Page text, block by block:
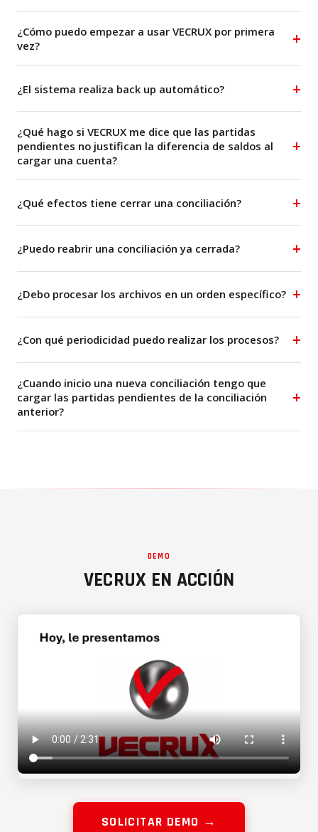
¿Cómo puedo empezar a usar VECRUX por primera
vez?
¿El sistema realiza back up automático?
¿Qué hago si VECRUX me dice que las partidas
pendientes no justifican la diferencia de saldos al
cargar una cuenta?
¿Qué efectos tiene cerrar una conciliación?
¿Puedo reabrir una conciliación ya cerrada?
¿Debo procesar los archivos en un orden específico?
¿Con qué periodicidad puedo realizar los procesos?
¿Cuando inicio una nueva conciliación tengo que
cargar las partidas pendientes de la conciliación
anterior?
DEMO
VECRUX EN ACCIÓN
SOLICITAR DEMO →